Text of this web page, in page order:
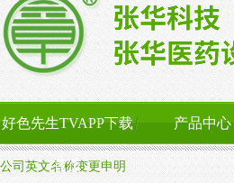
好色先生TVAPP下载
首页
产品中心
公司英文名称变更申明